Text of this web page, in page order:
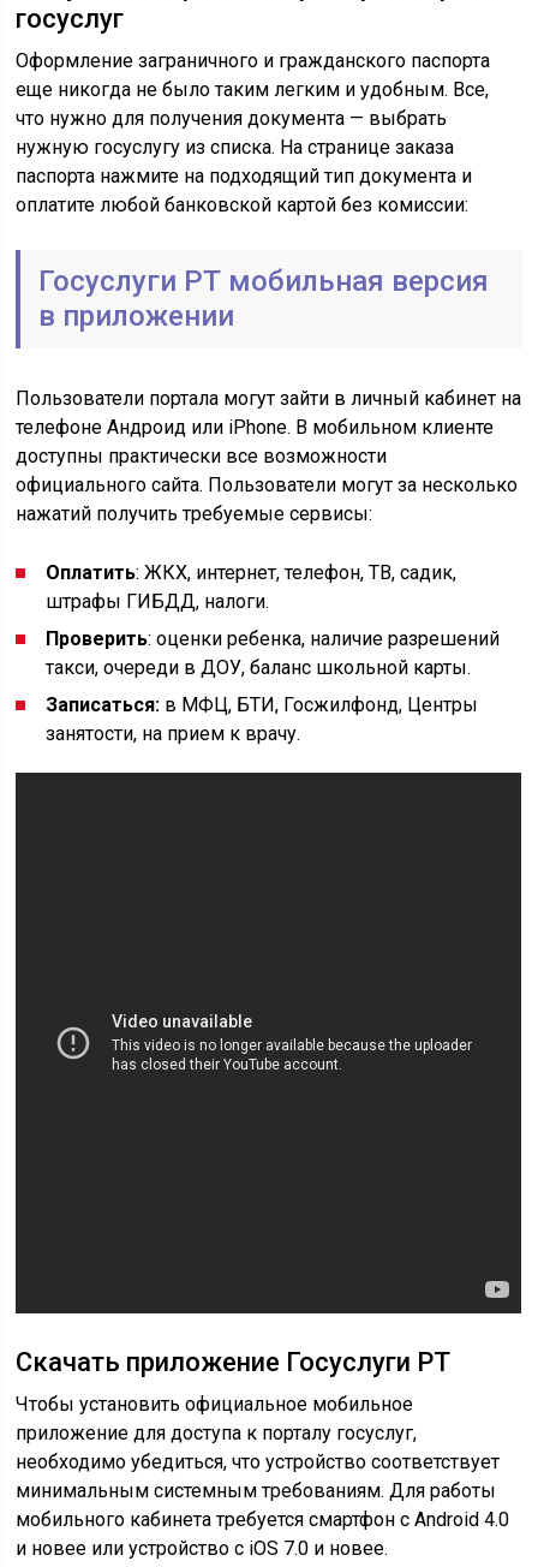
госуслуг
Оформление заграничного и гражданского паспорта
еще никогда не было таким легким и удобным. Все,
что нужно для получения документа — выбрать
нужную госуслугу из списка. На странице заказа
паспорта нажмите на подходящий тип документа и
оплатите любой банковской картой без комиссии:
Госуслуги РТ мобильная версия
в приложении
Пользователи портала могут зайти в личный кабинет на
телефоне Андроид или iPhone. В мобильном клиенте
доступны практически все возможности
официального сайта. Пользователи могут за несколько
нажатий получить требуемые сервисы:
Оплатить: ЖКХ, интернет, телефон, ТВ, садик,
штрафы ГИБДД, налоги.
Проверить: оценки ребенка, наличие разрешений
такси, очереди в ДОУ, баланс школьной карты.
Записаться: в МФЦ, БТИ, Госжилфонд, Центры
занятости, на прием к врачу.
Скачать приложение Госуслуги РТ
Чтобы установить официальное мобильное
приложение для доступа к порталу госуслуг,
необходимо убедиться, что устройство соответствует
минимальным системным требованиям. Для работы
мобильного кабинета требуется смартфон с Android 4.0
и новее или устройство с iOS 7.0 и новее.